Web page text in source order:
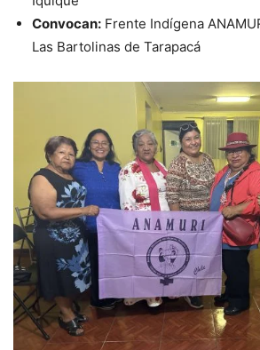
Convocan: Frente Indígena
Las Bartolinas de Tarapacá